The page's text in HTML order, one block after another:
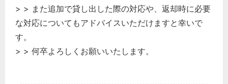
> > また追加で貸し出した際の対応や、返却時に必要
な対応についてもアドバイスいただけますと幸いで
す。
> > 何卒よろしくお願いいたします。